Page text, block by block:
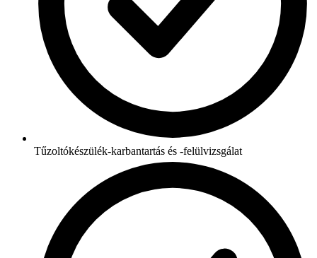
Tűzoltókészülék-karbantartás és -felülvizsgálat